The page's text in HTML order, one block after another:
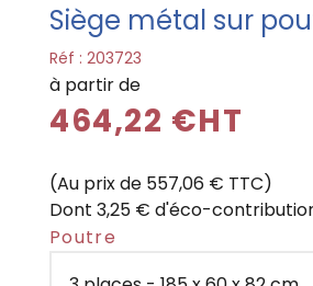
Siège métal sur
Réf : 203723
à partir de
464,22 €HT
(Au prix de 557,06 € TTC)
Dont 3,25 € d'éco-
Poutre